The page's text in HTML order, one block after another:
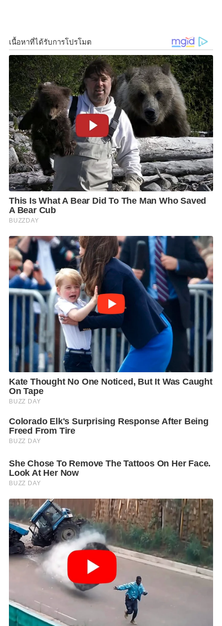
รัฐวิสาหกิจ ครั้งที่ 1/2565 ว่า
ที่ประชุมได้มีการหารือเกี่ยวกับการบริหารรัฐวิสาหกิจทั้ง
50 กว่าแห่ง รวมทั้งรับทราบผลการปฏิบัติงานประจำปีที่
ผ่านมาของหน่วยงานรัฐวิสาหกิจ ซึ่งมีทั้งหน่วยงานที่มีผล
ประกอบการดีขึ้นมาก ดีขึ้นเล็กน้อย และหน่วยงานที่ยังมี
การขาดทุน เนื่องจากเป็นหน้าที่ของรัฐวิสาหกิจที่ต้องให้
บริการประชาชน
ซึ่งในส่วนนี้ได้มีการทบทวนบทบาทว่าจะต้องดำเนินการ
อย่างไรต่อไป เพื่อให้สามารถมีรายได้เพิ่มเติมขึ้น พร้อม
กับดูแลประชาชนให้ได้มากขึ้น
พร้อมกันนี้ ที่ประชุมรับทราบความก้าวหน้าเรื่องการ
จัดหาหัวรถจักร ซึ่งขณะนี้กำลังทยอยเข้ามาใน
ประเทศไทย รวมถึงเรื่องของรถเมล์รุ่นใหม่ที่จะเข้ามา
เสริมการให้บริการประชาชน โดยคาดว่าภายในปีนี้จะ
ให้เกิดผลโดยเร็วภายใต้งบประมาณที่มีอยู่เพื่อดูแล
ประชาชนให้ครอบคลุมทุกภาคส่วน
นายกรัฐมนตรีกล่าวว่า ที่ประชุมยังได้มีการหารือถึง
มาตรการในการดูแลผลกระทบจากสถานการณ์สงคราม
รัสเซีย-ยูเครนที่เกิดขึ้นจนทำให้ส่งผลต่อราคาน้ำมันและ
พลังงานเพิ่มขึ้น ตลอดจนส่งผลไปยังราคาสินค้าอื่น ๆ ที่
ขึ้นราคาตามมาด้วยนั้น
ขณะนี้รัฐบาลพยายามที่จะตรึงราคาน้ำมันดีเซลไม่ให้เกิน
30 ต่อลิตรไปก่อน ขณะที่ราคาจริงของน้ำมันดีเซลยังสูง
กว่าที่รัฐบาลตรึงราคาไว้ โดยที่ผ่านมาได้ใช้งบประมาณ
จากกองทุนพลังงานมาช่วยดูแลเรื่องนี้ซึ่งก็ติดลบอยู่ใน
ปัจจุบัน จึงต้องหาเงินในส่วนอื่นเข้ามาเติมในส่วนนี้
ซึ่งรัฐบาลต้องพิจารณาสถานการณ์ราคาน้ำมันอย่างต่อ
เนื่องใกล้ชิดเพื่อกำหนดมาตรการที่เหมาะสมต่อไป โดย
ช่วงนี้หากสามารถดำเนินการได้ไปจนถึงที่สุดของงบ
ประมาณที่มีอยู่ ก็อาจมีการพิจารณามาตรการอื่นเพิ่มเติม
ให้สอดคล้องกับสถานการณ์ที่เกิดขึ้น พร้อมขอให้
ประชาชนทุกคนร่วมมือกันเพื่อผ่านพ้นวิกฤตนี้ไปให้ได้
โดยในส่วนของรัฐบาลและนายกรัฐมนตรีก็จะทำหน้าที่
อย่างเต็มที่ในการดูแลประชาชนทุกกลุ่มภายใต้การใช้
จ่ายงบประมาณที่มีอยู่อย่างจำกัด ให้มีประสิทธิภาพและ
เกิดประโยชน์สูงสุดต่อประชาชนและประเทศชาติ
พร้อมกันนี้ นายกรัฐมนตรีกล่าวถึงการดูแลช่วยเหลือใน
ส่วนของแรงงานซึ่งได้รับผลกระทบเช่นกันว่า รัฐบาลจะมี
การพิจารณาลดค่าใช้จ่ายของนายจ้างและลูกจ้าง โดย
มอบหมายให้กองทุนประกันสังคมไปพิจารณาดำเนินการ